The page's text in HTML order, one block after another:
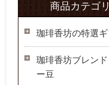
商品カテゴリ
珈琲香坊の特選ギ
珈琲香坊ブレンド
ー豆